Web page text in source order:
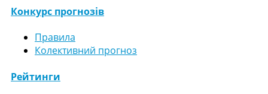
Конкурс прогнозів
Правила
Колективний прогноз
Рейтинги